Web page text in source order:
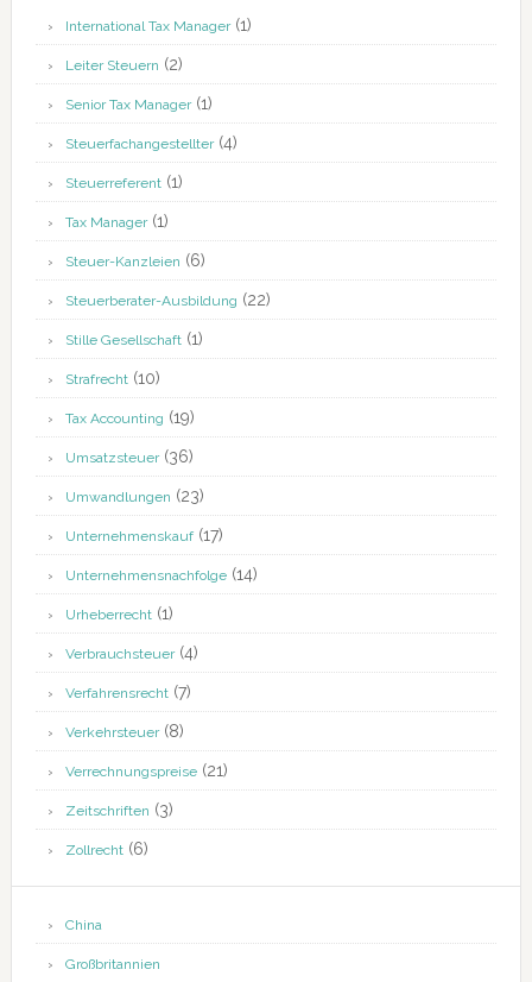
International Tax Manager(1)
Leiter Steuern (2)
Senior Tax Manager(1)
Steuerfachangestellter(4)
Steuerreferent(1)
Tax Manager(1)
Steuer-Kanzleien (6)
Steuerberater-Ausbildung (22)
Stille Gesellschaft(1)
Strafrecht(10)
Tax Accounting (19)
Umsatzsteuer(36)
Umwandlungen (23)
Unternehmenskauf(17)
Unternehmensnachfolge(14)
Urheberrecht(1)
Verbrauchsteuer(4)
Verfahrensrecht(7)
Verkehrsteuer(8)
Verrechnungspreise(21)
Zeitschriften (3)
Zollrecht(6)
China
Großbritannien